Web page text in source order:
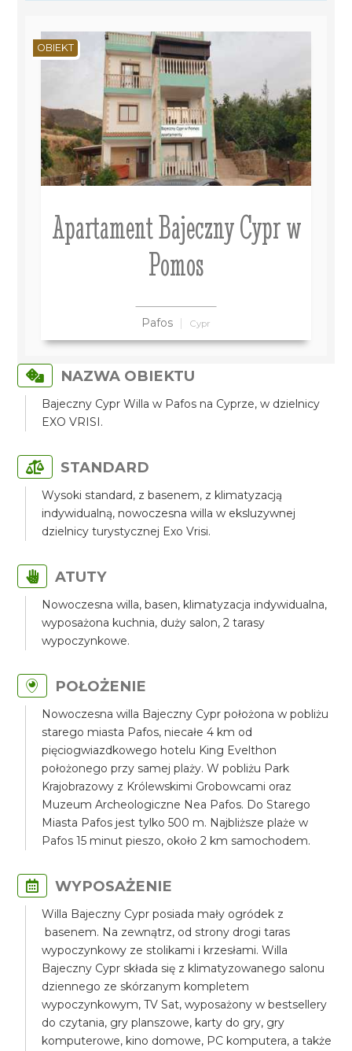
Apartament Bajeczny Cypr w
Pomos
Pafos Cypr
OBIEKT
NAZWA OBIEKTU
Bajeczny Cypr Willa w Pafos na Cyprze, w dzielnicy
EXO VRISI.
STANDARD
Wysoki standard, z basenem, z klimatyzacją
indywidualną, nowoczesna willa w eksluzywnej
dzielnicy turystycznej Exo Vrisi.
ATUTY
Nowoczesna willa, basen, klimatyzacja indywidualna,
wyposażona kuchnia, duży salon, 2 tarasy
wypoczynkowe.
POŁOŻENIE
Nowoczesna willa Bajeczny Cypr położona w pobliżu
starego miasta Pafos, niecałe 4 km od
pięciogwiazdkowego hotelu King Evelthon
położonego przy samej plaży. W pobliżu Park
Krajobrazowy z Królewskimi Grobowcami oraz
Muzeum Archeologiczne Nea Pafos. Do Starego
Miasta Pafos jest tylko 500 m. Najbliższe plaże w
Pafos 15 minut pieszo, około 2 km samochodem.
WYPOSAŻENIE
Willa Bajeczny Cypr posiada mały ogródek z
basenem. Na zewnątrz, od strony drogi taras
wypoczynkowy ze stolikami i krzesłami. Willa
Bajeczny Cypr składa się z klimatyzowanego salonu
dziennego ze skórzanym kompletem
wypoczynkowym, TV Sat, wyposażony w bestsellery
do czytania, gry planszowe, karty do gry, gry
komputerowe, kino domowe, PC komputera, a także